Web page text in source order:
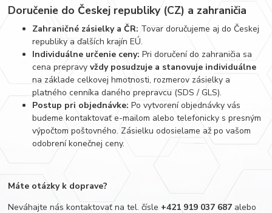
Doručenie do Českej republiky (CZ) a zahraničia
Zahraničné zásielky a ČR: Tovar doručujeme aj do Českej
republiky a ďalších krajín EÚ.
Individuálne určenie ceny: Pri doručení do zahraničia sa
cena prepravyvždy posudzuje a stanovuje individuálne
na základe celkovej hmotnosti, rozmerov zásielky a
platného cenníka daného prepravcu (SDS / GLS).
Postup pri objednávke: Po vytvorení objednávky vás
budeme kontaktovať e-mailom alebo telefonicky s presným
výpočtom poštovného. Zásielku odosielame až po vašom
odobrení konečnej ceny.
Máte otázky k doprave?
Neváhajte nás kontaktovať na tel. čísle +421 919 037 687 alebo